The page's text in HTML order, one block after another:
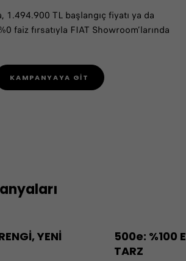
1.494.900 TL başlangıç fiyatı ya da
faiz fırsatıyla FIAT Showroom’larında
KAMPANYAYA GİT
YENİ
500e: %100
TARZ